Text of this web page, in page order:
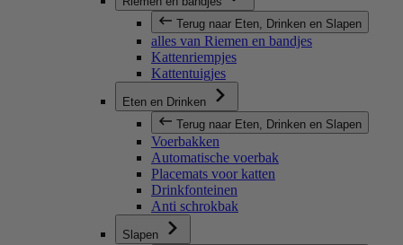
Terug naar Eten, Drinken en Slapen
alles van Riemen en bandjes
Kattenriempjes
Kattentuigjes
Eten en Drinken
Terug naar Eten, Drinken en Slapen
Voerbakken
Automatische voerbak
Placemats voor katten
Drinkfonteinen
Anti schrokbak
Slapen